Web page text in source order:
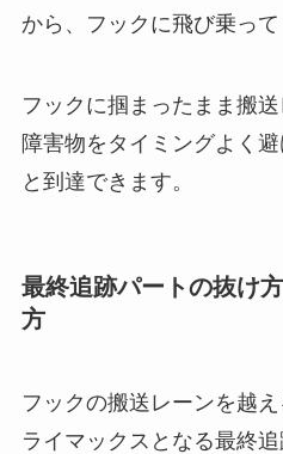
から、フックに飛び乗って
フックに掴まったまま搬
障害物をタイミングよく
と到達できます。
最終追跡パートの抜け
方
フックの搬送レーンを越
ライマックスとなる最終